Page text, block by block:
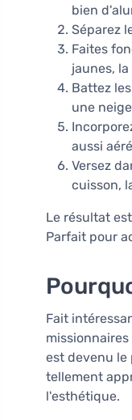
bien
Séparez
Faites
jaunes,
Battez
une
aussi
Versez
cuisson,
Le résultat
Parfait pour
Fait
est devenu le
tellement
l'esthétique.